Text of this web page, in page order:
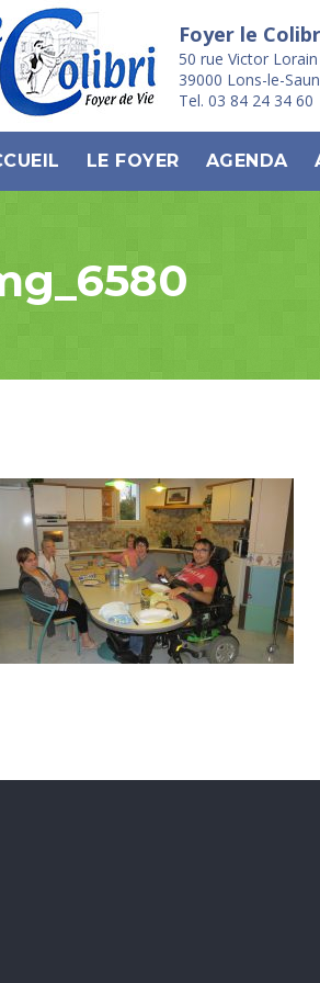
Foyer le
50 rue Victor Lorain
39000 Lons-le-
Tel. 03 84 24 34 60
LE FOYER AGENDA